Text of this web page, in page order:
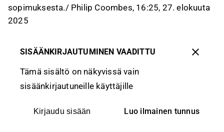
sopimuksesta./ Philip Coombes, 16:25, 27. elokuuta
2025
SISÄÄNKIRJAUTUMINEN VAADITTU
Tämä sisältö on näkyvissä vain
sisäänkirjautuneille käyttäjille
Kirjaudu sisään Luo ilmainen tunnus